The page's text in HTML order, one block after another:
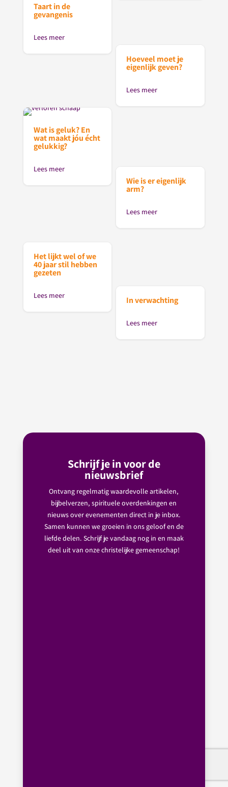
Taart in de
gevangenis
Lees meer
Hoeveel moet je
eigenlijk geven?
Lees meer
Wat is geluk? En
wat maakt jóu écht
gelukkig?
Lees meer
Wie is er eigenlijk
arm?
Lees meer
Het lijkt wel of we
40 jaar stil hebben
gezeten
Lees meer In verwachting
Lees meer
Schrijf je in voor de
nieuwsbrief
Ontvang regelmatig waardevolle artikelen,
bijbelverzen, spirituele overdenkingen en
nieuws over evenementen direct in je inbox.
Samen kunnen we groeien in ons geloof en de
liefde delen. Schrijf je vandaag nog in en maak
deel uit van onze christelijke gemeenschap!